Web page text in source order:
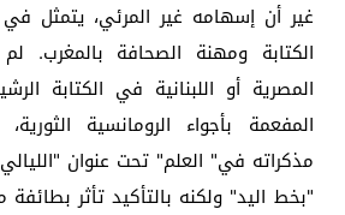
غير أن إسهامه غير المرئي، يتمثل
الكتابة ومهنة الصحافة بالمغرب.
المصرية أو اللبنانية في الكتابة
المفعمة بأجواء الرومانسية
مذكراته في" العلم" تحت عنوان
"بخط اليد" ولكنه بالتأكيد تأثر